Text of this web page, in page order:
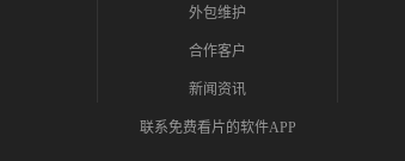
外包维护
合作客户
新闻资讯
联系免费看片的软件APP